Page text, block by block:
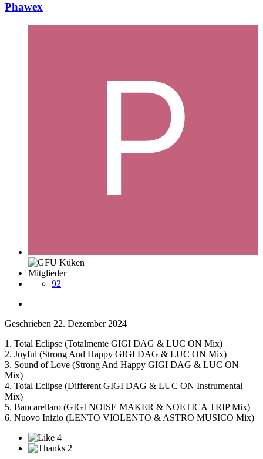
Phawex
Mitglieder
92
Geschrieben 22. Dezember 2024
1. Total Eclipse (Totalmente GIGI DAG & LUC ON Mix)
2. Joyful (Strong And Happy GIGI DAG & LUC ON Mix)
3. Sound of Love (Strong And Happy GIGI DAG & LUC ON
Mix)
4. Total Eclipse (Different GIGI DAG & LUC ON Instrumental
Mix)
5. Bancarellaro (GIGI NOISE MAKER & NOETICA TRIP Mix)
6. Nuovo Inizio (LENTO VIOLENTO & ASTRO MUSICO Mix)
4
2